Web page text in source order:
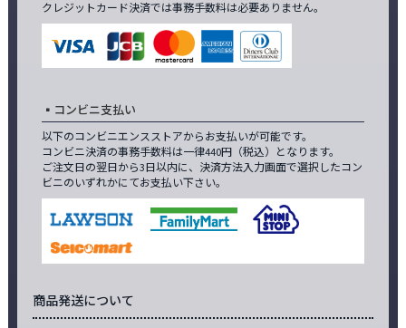
クレジットカード決済では事務手数料は必要ありません。
コンビニ支払い
以下のコンビニエンスストアからお支払いが可能です。
コンビニ決済の事務手数料は一律440円（税込）となります。
ご注文日の翌日から3日以内に、決済方法入力画面で選択したコン
ビニのいずれかにてお支払い下さい。
商品発送について